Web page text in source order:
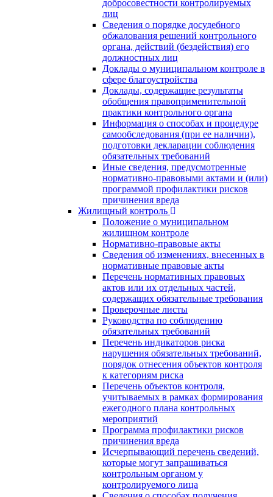
добросовестности контролируемых
лиц
Сведения о порядке досудебного
обжалования решений контрольного
органа, действий (бездействия) его
должностных лиц
Доклады о муниципальном контроле в
сфере благоустройства
Доклады, содержащие результаты
обобщения правоприменительной
практики контрольного органа
Информация о способах и процедуре
самообследования (при ее наличии),
подготовки декларации соблюдения
обязательных требований
Иные сведения, предусмотренные
нормативно-правовыми актами и (или)
программой профилактики рисков
причинения вреда
Жилищный контроль
Положение о муниципальном
жилищном контроле
Нормативно-правовые акты
Сведения об изменениях, внесенных в
нормативные правовые акты
Перечень нормативных правовых
актов или их отдельных частей,
содержащих обязательные требования
Проверочные листы
Руководства по соблюдению
обязательных требований
Перечень индикаторов риска
нарушения обязательных требований,
порядок отнесения объектов контроля
к категориям риска
Перечень объектов контроля,
учитываемых в рамках формирования
ежегодного плана контрольных
мероприятий
Программа профилактики рисков
причинения вреда
Исчерпывающий перечень сведений,
которые могут запрашиваться
контрольным органом у
контролируемого лица